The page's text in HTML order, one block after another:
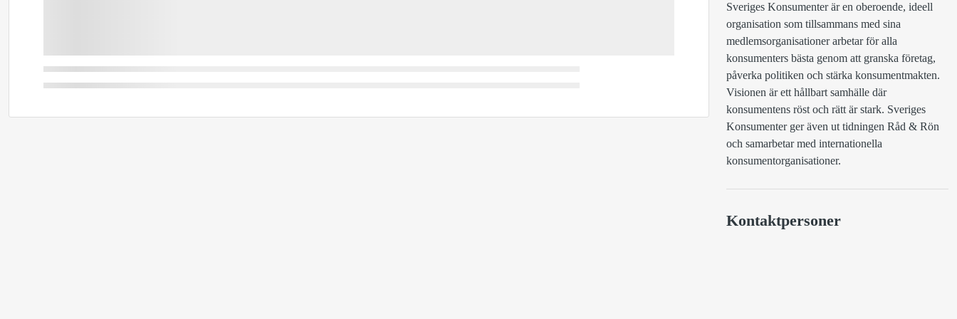
Sveriges Konsumenter är en oberoende, ideell
organisation som tillsammans med sina
medlemsorganisationer arbetar för alla
konsumenters bästa genom att granska företag,
påverka politiken och stärka konsumentmakten.
Visionen är ett hållbart samhälle där
konsumentens röst och rätt är stark. Sveriges
Konsumenter ger även ut tidningen Råd & Rön
och samarbetar med internationella
konsumentorganisationer.
Kontaktpersoner